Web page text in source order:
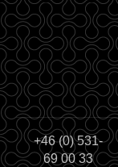
+46 (0) 531-
69 00 33